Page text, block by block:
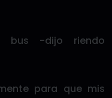
bus -dijo riendo
para que mis